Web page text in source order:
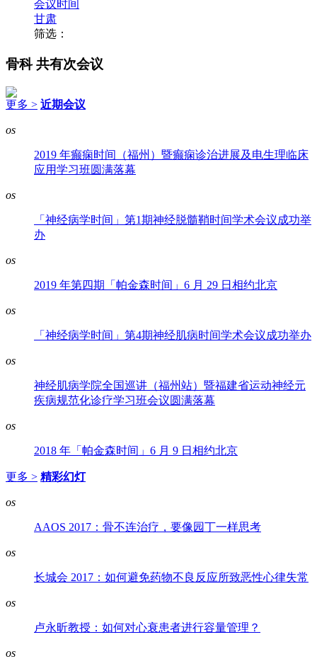
会议时间
甘肃
筛选：
骨科共有次会议
更多 > 近期会议
os
2019 年癫痫时间（福州）暨癫痫诊治进展及电生理临床
应用学习班圆满落幕
os
「神经病学时间」第1期神经脱髓鞘时间学术会议成功举
办
os
2019 年第四期「帕金森时间」6 月 29 日相约北京
os
「神经病学时间」第4期神经肌病时间学术会议成功举办
os
神经肌病学院全国巡讲（福州站）暨福建省运动神经元
疾病规范化诊疗学习班会议圆满落幕
os
2018 年「帕金森时间」6 月 9 日相约北京
更多 > 精彩幻灯
os
AAOS 2017：骨不连治疗，要像园丁一样思考
os
长城会 2017：如何避免药物不良反应所致恶性心律失常
os
卢永昕教授：如何对心衰患者进行容量管理？
os